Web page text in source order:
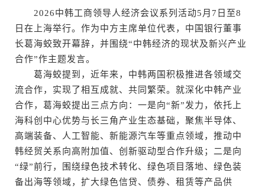
2026中韩工商领导人经济会议系列活动5月7日至8
日在上海举行。作为中方主席单位代表，中国银行董事
长葛海蛟致开幕辞，并围绕“中韩经济的现状及新兴产业
合作”作主题发言。
葛海蛟提到，近年来，中韩两国积极推进各领域交
流合作，实现了相互成就、共同繁荣。就深化中韩产业
合作，葛海蛟提出三点方向：一是向“新”发力，依托上
海科创中心优势与长三角产业生态基础，聚焦半导体、
高端装备、人工智能、新能源汽车等重点领域，推动中
韩经贸关系向高附加值、创新驱动型合作升级；二是向
“绿”前行，围绕绿色技术转化、绿色项目落地、绿色装
备出海等领域，扩大绿色信贷、债券、租赁等产品供